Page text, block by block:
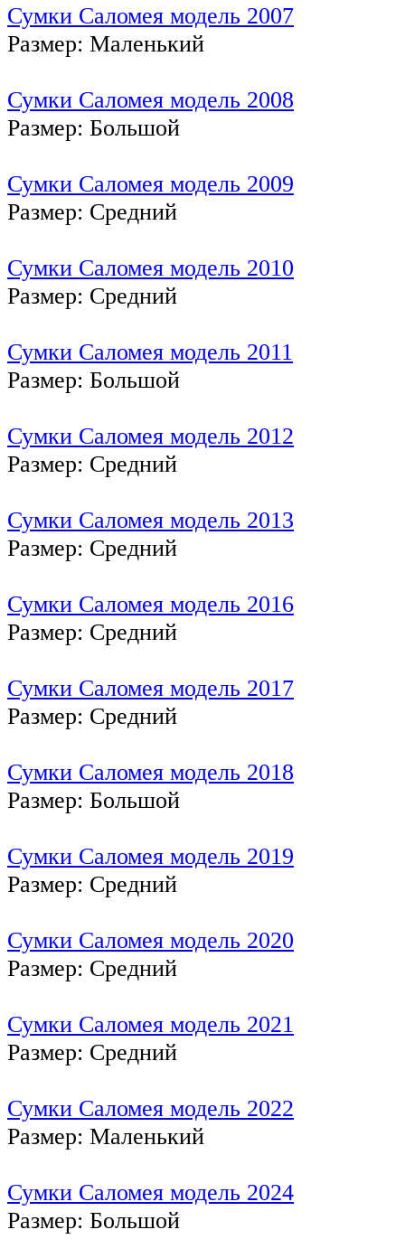
Сумки Саломея модель 2007
Размер: Маленький
Сумки Саломея модель 2008
Размер: Большой
Сумки Саломея модель 2009
Размер: Средний
Сумки Саломея модель 2010
Размер: Средний
Сумки Саломея модель 2011
Размер: Большой
Сумки Саломея модель 2012
Размер: Средний
Сумки Саломея модель 2013
Размер: Средний
Сумки Саломея модель 2016
Размер: Средний
Сумки Саломея модель 2017
Размер: Средний
Сумки Саломея модель 2018
Размер: Большой
Сумки Саломея модель 2019
Размер: Средний
Сумки Саломея модель 2020
Размер: Средний
Сумки Саломея модель 2021
Размер: Средний
Сумки Саломея модель 2022
Размер: Маленький
Сумки Саломея модель 2024
Размер: Большой